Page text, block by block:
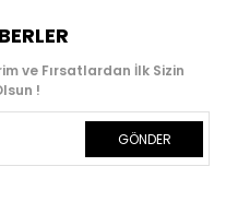
ve Fırsatlardan İlk Sizin
!
GÖNDER